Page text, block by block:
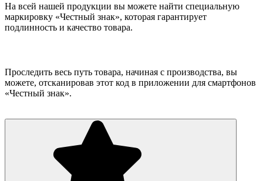
На всей нашей продукции вы можете найти специальную
маркировку «Честный знак», которая гарантирует
подлинность и качество товара.
Проследить весь путь товара, начиная с производства, вы
можете, отсканировав этот код в приложении для смартфонов
«Честный знак».